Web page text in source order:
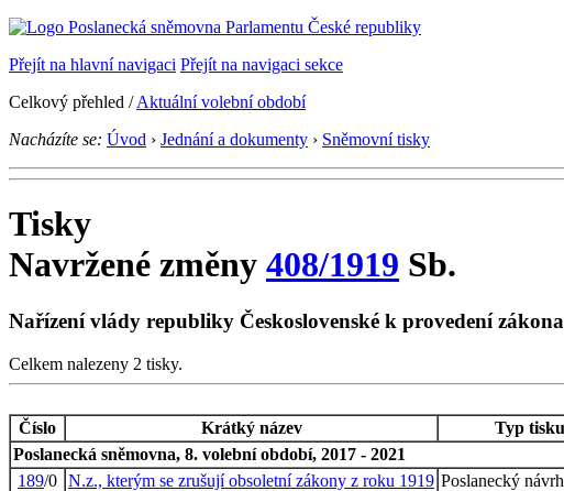
Přejít na hlavní navigaci Přejít na navigaci sekce
Celkový přehled /Aktuální volební období
Nacházíte se: Úvod › Jednání a dokumenty › Sněmovní tisky
Tisky
Navržené změny 408/1919 Sb.
Nařízení vlády republiky Československé k provedení
Celkem nalezeny 2 tisky.
Číslo Krátký název Typ tisku
Poslanecká sněmovna, 8. volební období, 2017 - 2021
189/0 N.z., kterým se zrušují obsoletní zákony z roku 1919 Poslanecký